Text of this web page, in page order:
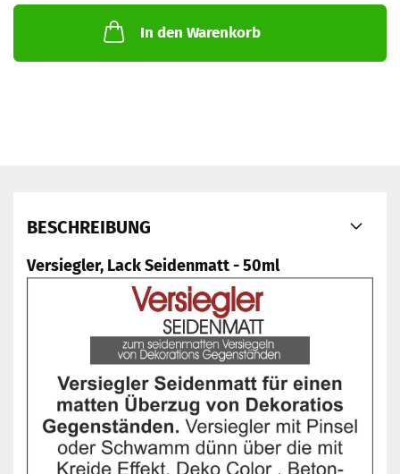
In den Warenkorb
BESCHREIBUNG
Versiegler, Lack Seidenmatt - 50ml